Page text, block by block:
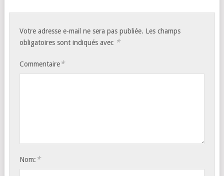
Votre adresse e-mail ne sera pas publiée. Les champs
obligatoires sont indiqués avec *
Commentaire*
Nom: *